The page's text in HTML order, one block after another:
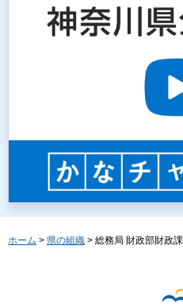
ホーム > 県の組織 > 総務局 財政部財政課